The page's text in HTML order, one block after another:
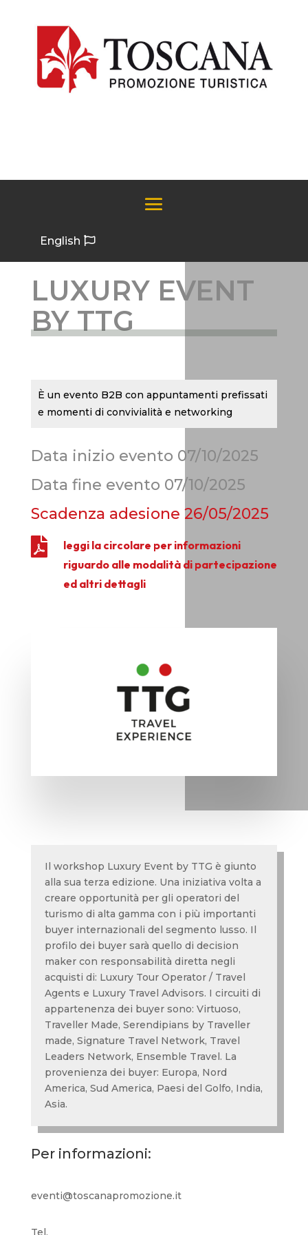
English
LUXURY EVENT
BY TTG
È un evento B2B con appuntamenti prefissati
e momenti di convivialità e networking
Data inizio evento 07/10/2025
Data fine evento 07/10/2025
Scadenza adesione 26/05/2025

leggi la circolare per informazioni
riguardo alle modalità di partecipazione
ed altri dettagli
Il workshop Luxury Event by TTG è giunto
alla sua terza edizione. Una iniziativa volta a
creare opportunità per gli operatori del
turismo di alta gamma con i più importanti
buyer internazionali del segmento lusso. Il
profilo dei buyer sarà quello di decision
maker con responsabilità diretta negli
acquisti di: Luxury Tour Operator / Travel
Agents e Luxury Travel Advisors. I circuiti di
appartenenza dei buyer sono: Virtuoso,
Traveller Made, Serendipians by Traveller
made, Signature Travel Network, Travel
Leaders Network, Ensemble Travel. La
provenienza dei buyer: Europa, Nord
America, Sud America, Paesi del Golfo, India,
Asia.
Per informazioni:
eventi@toscanapromozione.it
Tel.